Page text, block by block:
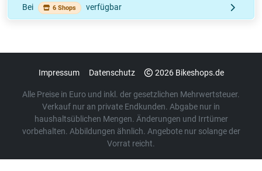
Bei 6 Shops verfügbar
Impressum Datenschutz 2026 Bikeshops.de
Alle Preise in Euro und inkl. der gesetzlichen Mehrwertsteuer.
Verkauf nur an private Endkunden. Abgabe nur in
haushaltsüblichen Mengen. Änderungen und Irrtümer
vorbehalten. Abbildungen ähnlich. Angebote nur solange der
Vorrat reicht.